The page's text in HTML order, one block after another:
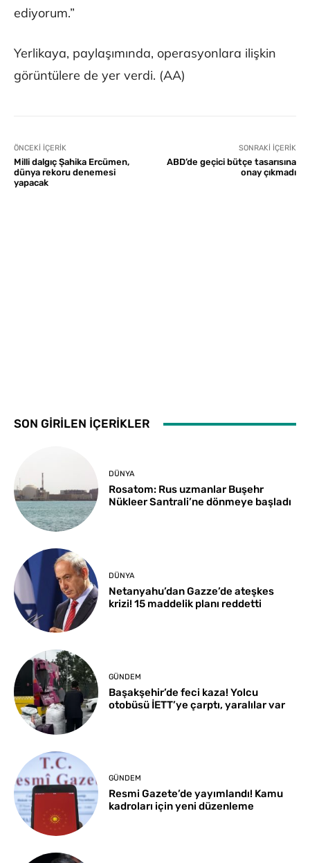
ediyorum.”
Yerlikaya, paylaşımında, operasyonlara ilişkin
görüntülere de yer verdi. (AA)
ÖNCEKI İÇERIK
Milli dalgıç Şahika Ercümen,
dünya rekoru denemesi
yapacak
SONRAKI İÇERIK
ABD’de geçici bütçe tasarısına
onay çıkmadı
SON GİRİLEN İÇERİKLER
DÜNYA
Rosatom: Rus uzmanlar Buşehr
Nükleer Santrali’ne dönmeye başladı
DÜNYA
Netanyahu’dan Gazze’de ateşkes
krizi! 15 maddelik planı reddetti
GÜNDEM
Başakşehir’de feci kaza! Yolcu
otobüsü İETT’ye çarptı, yaralılar var
GÜNDEM
Resmi Gazete’de yayımlandı! Kamu
kadroları için yeni düzenleme